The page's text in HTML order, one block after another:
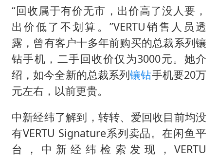
“回收属于有价无市，出价高了没人要，
出价低了不划算。”VERTU销售人员透
露，曾有客户十多年前购买的总裁系列镶
钻手机，二手回收价仅为3000元。她介
绍，如今全新的总裁系列镶钻手机要20万
元左右，以前更贵。
中新经纬了解到，转转、爱回收目前均没
有VERTU Signature系列卖品。在闲鱼平
台，中新经纬检索发现，VERTU